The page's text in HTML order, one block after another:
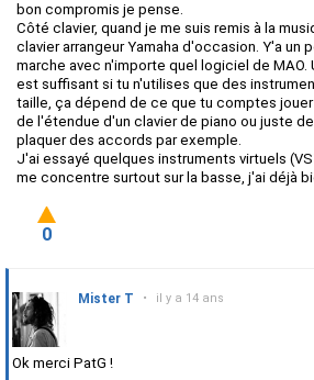
bon compromis je pense.
Côté clavier, quand je me suis remis à la
clavier arrangeur Yamaha d'occasion. Y'a un
marche avec n'importe quel logiciel de MAO.
est suffisant si tu n'utilises que des
taille, ça dépend de ce que tu comptes
de l'étendue d'un clavier de piano ou juste
plaquer des accords par exemple.
J'ai essayé quelques instruments virtuels
me concentre surtout sur la basse, j'ai déjà
0
Mister T • il y a 14 ans
Ok merci PatG !